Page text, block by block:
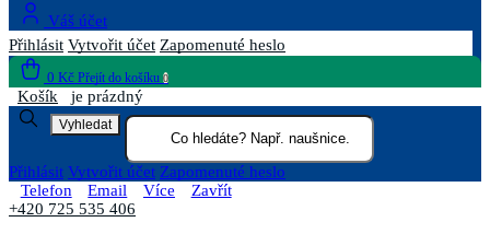
Váš účet
Přihlásit Vytvořit účet Zapomenuté heslo
0 Kč Přejít do košíku 0
Košík je prázdný
Vyhledat
Přihlásit Vytvořit účet Zapomenuté heslo
Telefon
Email Více
Zavřít
+420 725 535 406